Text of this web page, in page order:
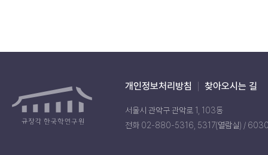
개인정보처리방침 찾아오시는 길
서울시 관악구 관악로 1, 103동
전화 02-880-5316, 5317(열람실) /